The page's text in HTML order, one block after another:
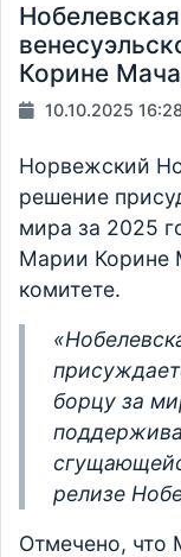
Корине
10.10.2025
Норвежский
решение
мира за 2025
Марии Корине
комитете.
борцу за
релизе
Отмечено, что